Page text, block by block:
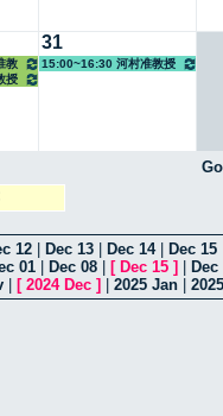
教
授
31
15:00~16:30 河村准教授
12 Dec 13 Dec 14| Dec 15
01 Dec 08 [ Dec 15 ]
Dec
[ 2024 Dec ] 2025 Jan